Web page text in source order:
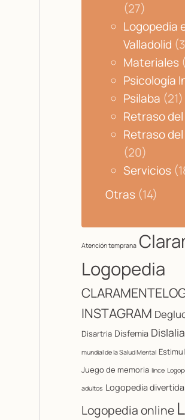
(27)
Logopedia
Valladolid
Materiales
Psicología
Psilaba (21)
Retraso
Retraso
(20)
Servicios
Otras (14)
Atención temprana
Logopedia
INSTAGRAM
Disartria Disfemia
mundial de la Salud Mental
Juego de memoria lince
adultos Logopedia divertida
Logopedia online